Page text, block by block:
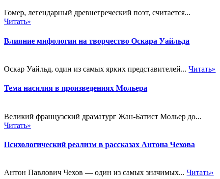
Гомер, легендарный древнегреческий поэт, считается...
Читать»
Влияние мифологии на творчество Оскара Уайльда
Оскар Уайльд, один из самых ярких представителей... Читать»
Тема насилия в произведениях Мольера
Великий французский драматург Жан-Батист Мольер до...
Читать»
Психологический реализм в рассказах Антона Чехова
Антон Павлович Чехов — один из самых значимых... Читать»